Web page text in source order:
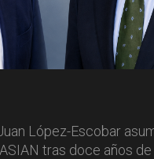
López-Escobar
tras doce años